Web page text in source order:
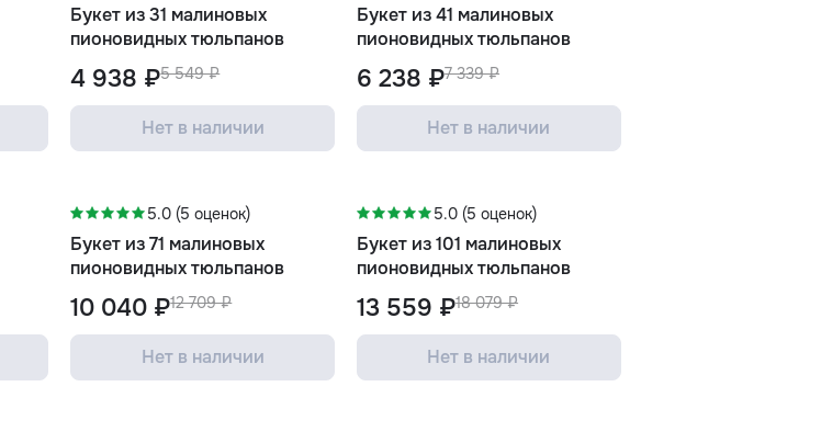
Букет из 31 малиновых
пионовидных тюльпанов
5 549 ₽
4 938 ₽
Нет в наличии
Букет из 41 малиновых
пионовидных тюльпанов
7 339 ₽
6 238 ₽
Нет в наличии
5.0 (5 оценок)
Букет из 71 малиновых
пионовидных тюльпанов
12 709 ₽
10 040 ₽
Нет в наличии
5.0 (5 оценок)
Букет из 101 малиновых
пионовидных тюльпанов
18 079 ₽
13 559 ₽
Нет в наличии